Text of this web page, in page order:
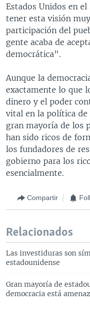
Estados Unidos en
tener esta visión
participación del
gente acaba de
democrática".
Aunque la
exactamente lo que
dinero y el poder
vital en la política de
gran mayoría de los
han sido ricos de
los fundadores de
gobierno para los
esencialmente.
Compartir
Relacionados
Las investiduras son
estadounidense
Gran mayoría de
democracia está